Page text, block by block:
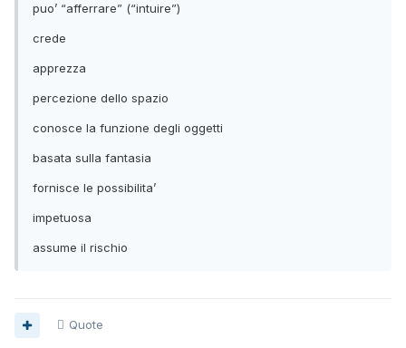
puo’ “afferrare” (“intuire”)
crede
apprezza
percezione dello spazio
conosce la funzione degli oggetti
basata sulla fantasia
fornisce le possibilita’
impetuosa
assume il rischio
Quote